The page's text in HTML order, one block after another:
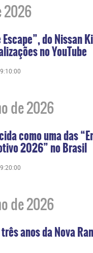
2026
Escape”, do Nissan
no YouTube
de 2026
como uma das
2026” no Brasil
de 2026
anos da Nova